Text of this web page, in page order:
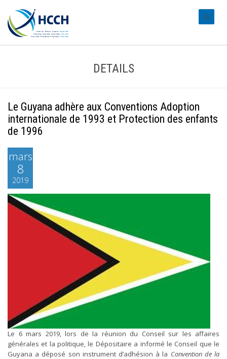
DETAILS
Le Guyana adhère aux Conventions Adoption
internationale de 1993 et Protection des enfants
de 1996
mars
8
2019
Le 6 mars 2019, lors de la réunion du Conseil sur les affaires
générales et la politique, le Dépositaire a informé le Conseil que le
Guyana a déposé son instrument d’adhésion à la Convention de la